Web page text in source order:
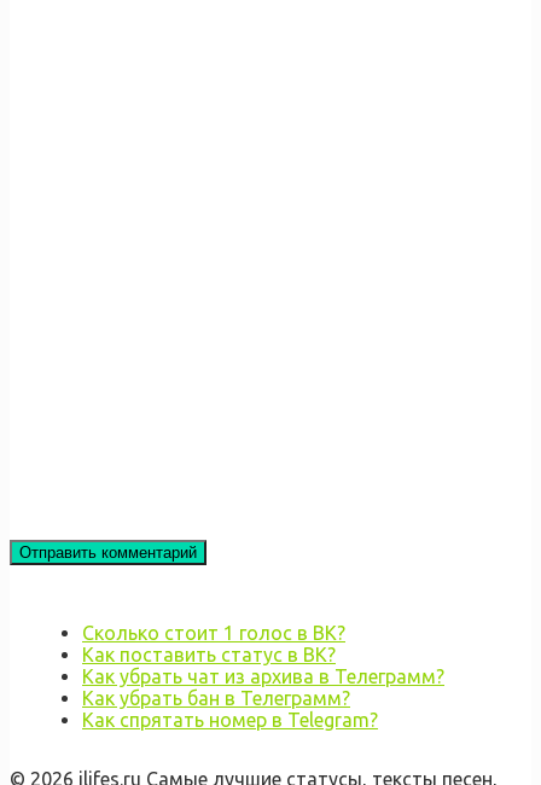
Сколько стоит 1 голос в ВК?
Как поставить статус в ВК?
Как убрать чат из архива в Телеграмм?
Как убрать бан в Телеграмм?
Как спрятать номер в Telegram?
© 2026 ilifes.ru Самые лучшие статусы, тексты песен,